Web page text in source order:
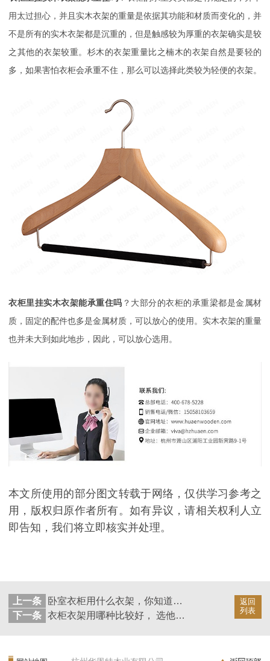
用太过担心，并且实木衣架的重量是依据其功能和材质而变化的，并
不是所有的实木衣架都是沉重的，但是触感较为厚重的衣架确实是较
之其他的衣架较重。杉木的衣架重量比之楠木的衣架自然是要轻的
多，如果害怕衣柜会承重不住，那么可以选择此类较为轻便的衣架。
衣柜里挂实木衣架能承重住吗 ？大部分的衣柜的承重梁都是金属材
质，固定的配件也多是金属材质，可以放心的使用。实木衣架的重量
也并未大到如此地步，因此，可以放心选用。
本文所使用的部分图文转载于网络，仅供学习参考之
用，版权归原作者所有。如有异议，请相关权利人立
即告知，我们将立即核实并处理。
返回
列表
上一条
卧室衣柜用什么衣架，你知道吗【华恩衣架】
下一条
衣柜衣架用哪种比较好， 选他不会后悔【华恩衣架】